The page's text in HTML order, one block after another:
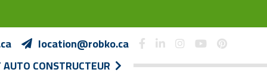
CONSTRUCTEUR
location@robko.ca